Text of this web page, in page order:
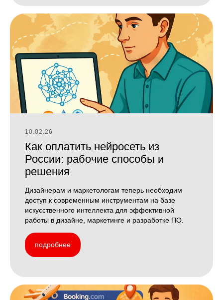
10.02.26
Как оплатить нейросеть из
России: рабочие способы и
решения
Дизайнерам и маркетологам теперь необходим
доступ к современным инструментам на базе
искусственного интеллекта для эффективной
работы в дизайне, маркетинге и разработке ПО.
подробнее